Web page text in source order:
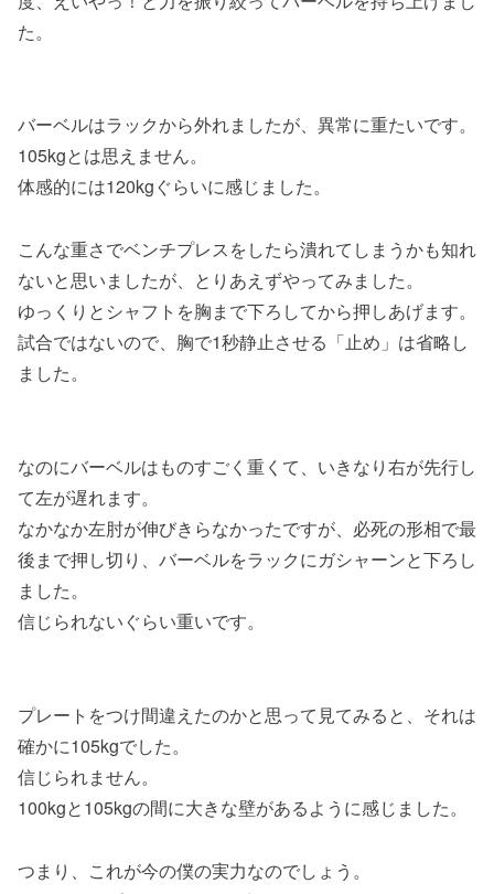
た。
バーベルはラックから外れましたが、異常に重たいです。
105kgとは思えません。
体感的には120kgぐらいに感じました。
こんな重さでベンチプレスをしたら潰れてしまうかも知れ
ないと思いましたが、とりあえずやってみました。
ゆっくりとシャフトを胸まで下ろしてから押しあげます。
試合ではないので、胸で1秒静止させる「止め」は省略し
ました。
なのにバーベルはものすごく重くて、いきなり右が先行し
て左が遅れます。
なかなか左肘が伸びきらなかったですが、必死の形相で最
後まで押し切り、バーベルをラックにガシャーンと下ろし
ました。
信じられないぐらい重いです。
プレートをつけ間違えたのかと思って見てみると、それは
確かに105kgでした。
信じられません。
100kgと105kgの間に大きな壁があるように感じました。
つまり、これが今の僕の実力なのでしょう。